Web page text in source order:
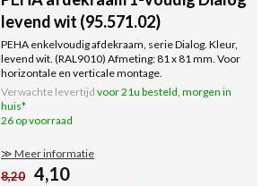
levend wit (95.571.02)
PEHA enkelvoudig afdekraam, serie Dialog. Kleur,
levend wit. (RAL9010) Afmeting: 81 x 81 mm. Voor
horizontale en verticale montage.
Verwachte levertijd voor 21u besteld, morgen in
huis*
26 op voorraad
≫ Meer informatie
8,20 4,10